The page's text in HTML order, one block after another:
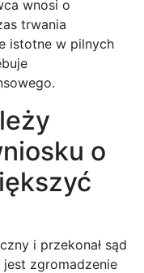
wnosi o
trwania
istotne w pilnych
o
i przekonał sąd
zgromadzenie